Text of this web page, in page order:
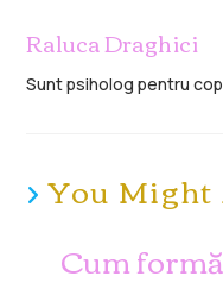
Raluca Draghici
Sunt psiholog pentru
You
Cum